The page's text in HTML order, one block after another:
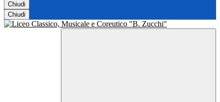
Chiudi
Chiudi